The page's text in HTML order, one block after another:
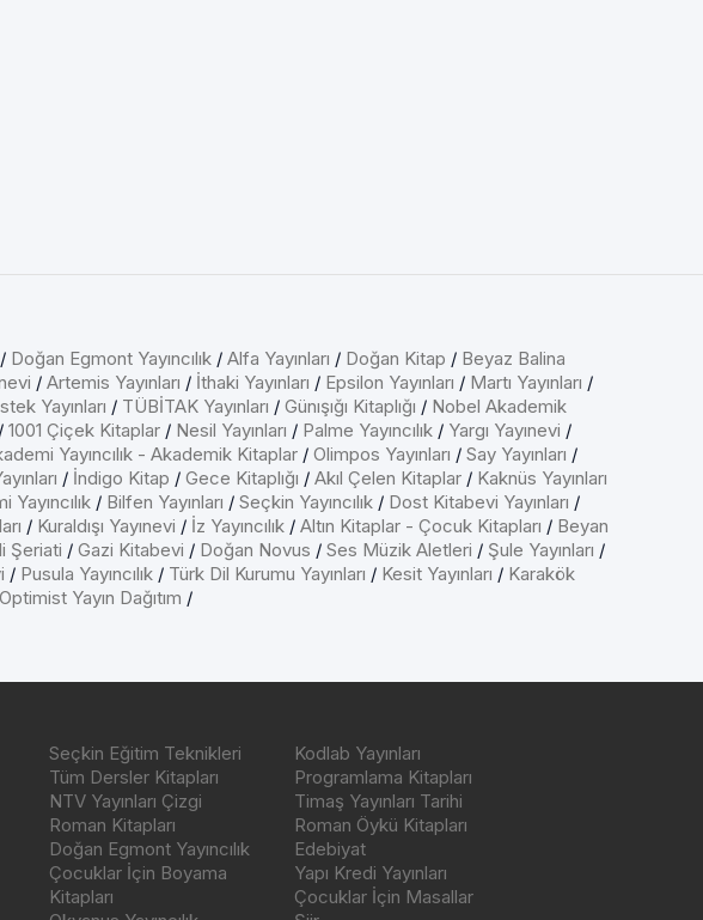
/ Doğan Egmont Yayıncılık / Alfa Yayınları / Doğan Kitap / Beyaz Balina
/ Artemis Yayınları / İthaki Yayınları / Epsilon Yayınları / Martı Yayınları /
Yayınları / TÜBİTAK Yayınları / Günışığı Kitaplığı / Nobel Akademik
/ 1001 Çiçek Kitaplar / Nesil Yayınları / Palme Yayıncılık / Yargı Yayınevi /
Yayıncılık - Akademik Kitaplar / Olimpos Yayınları / Say Yayınları /
/ İndigo Kitap / Gece Kitaplığı / Akıl Çelen Kitaplar / Kaknüs Yayınları
/ Bilfen Yayınları / Seçkin Yayıncılık / Dost Kitabevi Yayınları /
/ Kuraldışı Yayınevi / İz Yayıncılık / Altın Kitaplar - Çocuk Kitapları / Beyan
Şeriati / Gazi Kitabevi / Doğan Novus / Ses Müzik Aletleri / Şule Yayınları /
/ Pusula Yayıncılık / Türk Dil Kurumu Yayınları / Kesit Yayınları / Karakök
Optimist Yayın Dağıtım /
Seçkin Eğitim Teknikleri
Tüm Dersler Kitapları
NTV Yayınları Çizgi
Roman Kitapları
Doğan Egmont Yayıncılık
Çocuklar İçin Boyama
Kitapları
Kodlab Yayınları
Programlama Kitapları
Timaş Yayınları Tarihi
Roman Öykü Kitapları
Edebiyat
Yapı Kredi Yayınları
Çocuklar İçin Masallar